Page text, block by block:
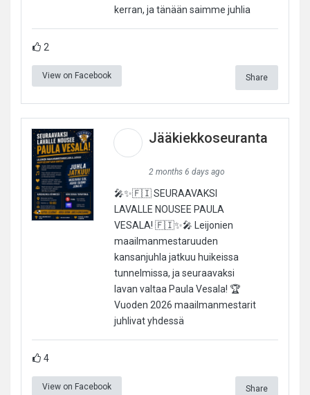
kerran, ja tänään saimme juhlia
2
View on Facebook Share
Jääkiekkoseuranta
2 months 6 days ago
🎤✨🇫🇮 SEURAAVAKSI
LAVALLE NOUSEE PAULA
VESALA! 🇫🇮✨🎤 Leijonien
maailmanmestaruuden
kansanjuhla jatkuu huikeissa
tunnelmissa, ja seuraavaksi
lavan valtaa Paula Vesala! 🏆
Vuoden 2026 maailmanmestarit
juhlivat yhdessä
4
View on Facebook Share